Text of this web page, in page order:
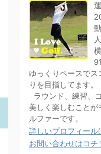
ゆっくりペースで
りを目指してます。
ラウンド、練習、
美しく楽しむこと
ルファーです。
詳しいプロフィール
お問い合わせはコチ